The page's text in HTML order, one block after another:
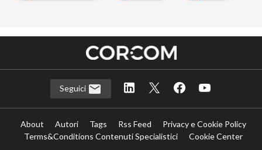
Seguici
About Autori Tags Rss Feed
Privacy e Cookie Policy
Terms&Conditions Contenuti Specialistici
Cookie Center